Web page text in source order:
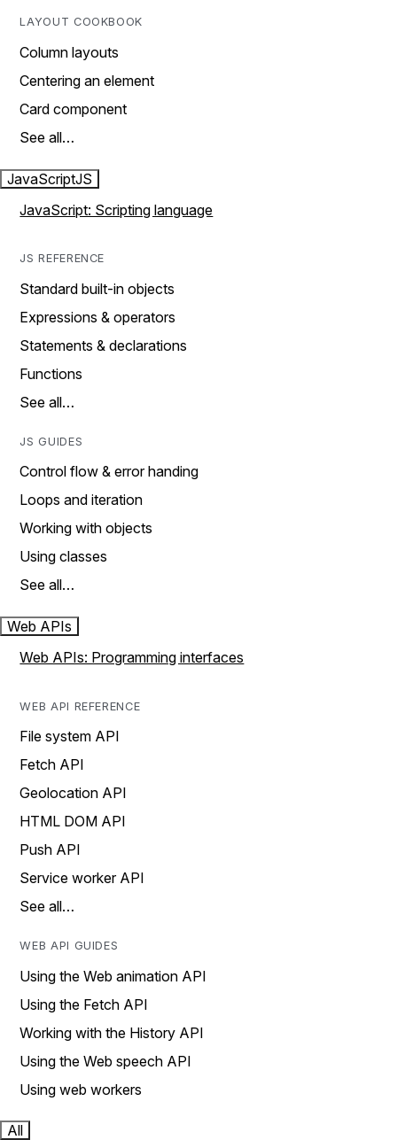
LAYOUT COOKBOOK
Column layouts
Centering an element
Card component
See all…
JavaScriptJS
JavaScript: Scripting language
JS REFERENCE
Standard built-in objects
Expressions & operators
Statements & declarations
Functions
See all…
JS GUIDES
Control flow & error handing
Loops and iteration
Working with objects
Using classes
See all…
Web APIs
Web APIs: Programming interfaces
WEB API REFERENCE
File system API
Fetch API
Geolocation API
HTML DOM API
Push API
Service worker API
See all…
WEB API GUIDES
Using the Web animation API
Using the Fetch API
Working with the History API
Using the Web speech API
Using web workers
All